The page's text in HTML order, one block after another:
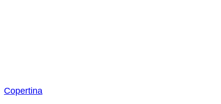
Copertina